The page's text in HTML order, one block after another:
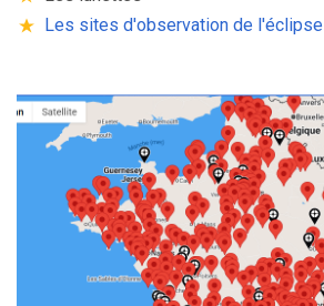
Les sites d'observation de l'éclipse